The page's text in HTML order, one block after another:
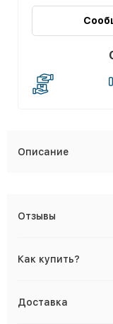
Описание
Отзывы
Как купить?
Доставка